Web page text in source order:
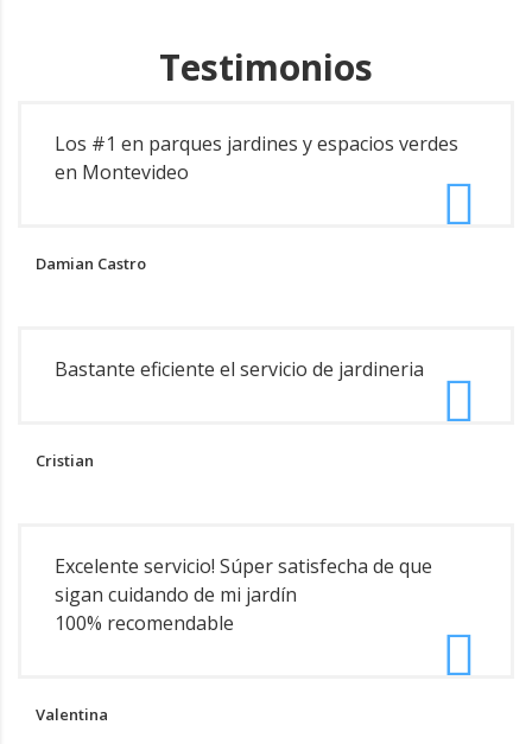
Testimonios
Los #1 en parques jardines y espacios verdes
en Montevideo
Damian Castro
Bastante eficiente el servicio de jardineria
Cristian
Excelente servicio! Súper satisfecha de que
sigan cuidando de mi jardín
100% recomendable
Valentina